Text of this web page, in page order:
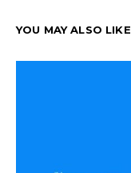
YOU MAY ALSO LIKE